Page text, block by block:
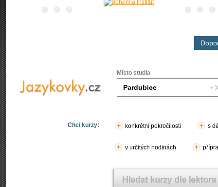
Místo studia
Chci kurzy: konkrétní pokročilosti s
v určitých hodinách